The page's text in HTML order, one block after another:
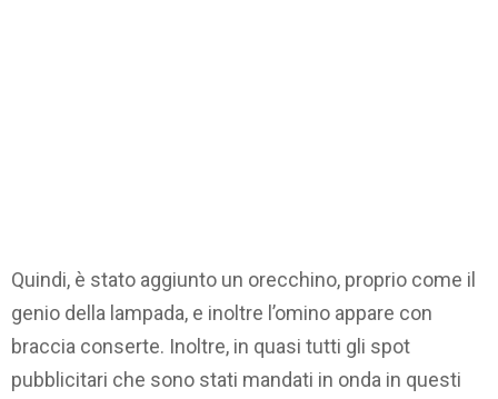
Quindi, è stato aggiunto un orecchino, proprio come il
genio della lampada, e inoltre l’omino appare con
braccia conserte. Inoltre, in quasi tutti gli spot
pubblicitari che sono stati mandati in onda in questi